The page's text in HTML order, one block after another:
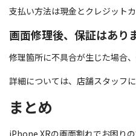
支払い方法は現金とクレジット
画面修理後、保証はあり
修理箇所に不具合が生じた場合、
詳細については、店舗スタッフ
まとめ